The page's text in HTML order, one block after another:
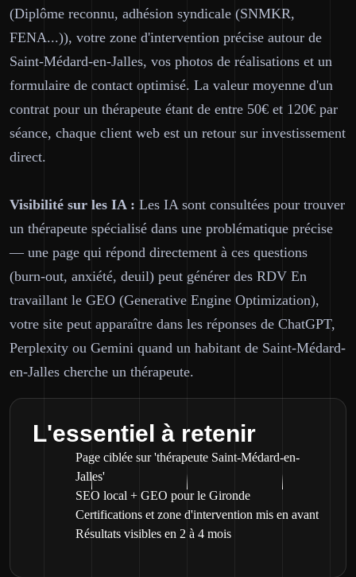
(Diplôme reconnu, adhésion syndicale (SNMKR,
FENA...)), votre zone d'intervention précise autour de
Saint-Médard-en-Jalles, vos photos de réalisations et un
formulaire de contact optimisé. La valeur moyenne d'un
contrat pour un thérapeute étant de entre 50€ et 120€ par
séance, chaque client web est un retour sur investissement
direct.
Visibilité sur les IA : Les IA sont consultées pour trouver
un thérapeute spécialisé dans une problématique précise
— une page qui répond directement à ces questions
(burn-out, anxiété, deuil) peut générer des RDV En
travaillant le GEO (Generative Engine Optimization),
votre site peut apparaître dans les réponses de ChatGPT,
Perplexity ou Gemini quand un habitant de Saint-Médard-
en-Jalles cherche un thérapeute.
L'essentiel à retenir
Page ciblée sur 'thérapeute Saint-Médard-en-
Jalles'
SEO local + GEO pour le Gironde
Certifications et zone d'intervention mis en avant
Résultats visibles en 2 à 4 mois